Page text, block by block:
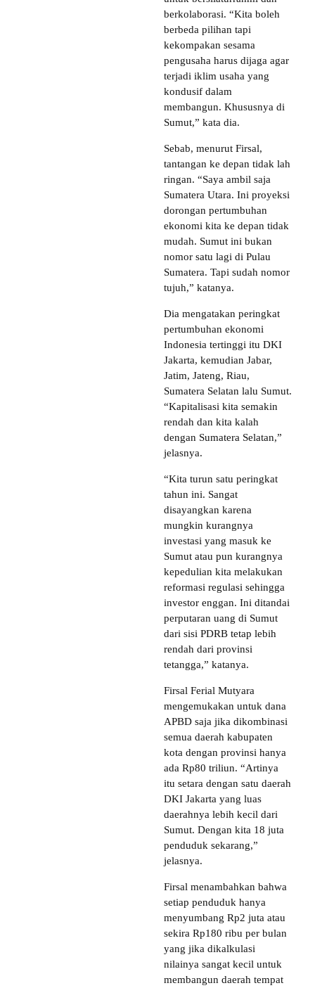
berkolaborasi. “Kita boleh
berbeda pilihan tapi
kekompakan sesama
pengusaha harus dijaga agar
terjadi iklim usaha yang
kondusif dalam
membangun. Khususnya di
Sumut,” kata dia.
Sebab, menurut Firsal,
tantangan ke depan tidak lah
ringan. “Saya ambil saja
Sumatera Utara. Ini proyeksi
dorongan pertumbuhan
ekonomi kita ke depan tidak
mudah. Sumut ini bukan
nomor satu lagi di Pulau
Sumatera. Tapi sudah nomor
tujuh,” katanya.
Dia mengatakan peringkat
pertumbuhan ekonomi
Indonesia tertinggi itu DKI
Jakarta, kemudian Jabar,
Jatim, Jateng, Riau,
Sumatera Selatan lalu Sumut.
“Kapitalisasi kita semakin
rendah dan kita kalah
dengan Sumatera Selatan,”
jelasnya.
“Kita turun satu peringkat
tahun ini. Sangat
disayangkan karena
mungkin kurangnya
investasi yang masuk ke
Sumut atau pun kurangnya
kepedulian kita melakukan
reformasi regulasi sehingga
investor enggan. Ini ditandai
perputaran uang di Sumut
dari sisi PDRB tetap lebih
rendah dari provinsi
tetangga,” katanya.
Firsal Ferial Mutyara
mengemukakan untuk dana
APBD saja jika dikombinasi
semua daerah kabupaten
kota dengan provinsi hanya
ada Rp80 triliun. “Artinya
itu setara dengan satu daerah
DKI Jakarta yang luas
daerahnya lebih kecil dari
Sumut. Dengan kita 18 juta
penduduk sekarang,”
jelasnya.
Firsal menambahkan bahwa
setiap penduduk hanya
menyumbang Rp2 juta atau
sekira Rp180 ribu per bulan
yang jika dikalkulasi
nilainya sangat kecil untuk
membangun daerah tempat